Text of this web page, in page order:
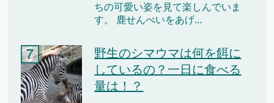
ちの可愛い姿を見て楽しんでいま
す。 鹿せんべいをあげ...
野生のシマウマは何を餌に
しているの？一日に食べる
量は！？